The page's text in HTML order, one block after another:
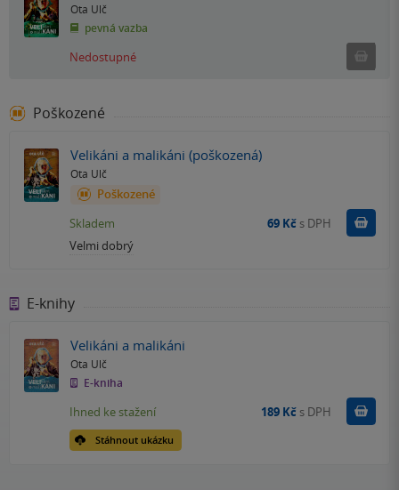
Ota Ulč
pevná vazba
Nedostupné
Poškozené
Velikáni a malikáni (poškozená)
Ota Ulč
Poškozené
Velmi dobrý
Skladem 69 Kč s DPH
E-knihy
Velikáni a malikáni
Ota Ulč
E-kniha
Stáhnout ukázku
Ihned ke stažení 189 Kč s DPH Koupit